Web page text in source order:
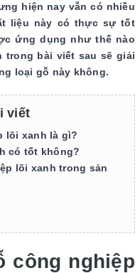
hiện nay vẫn có nhiều
liệu này có thực sự tốt
ứng dụng như thế nào
trong bài viết sau sẽ giải
loại gỗ này không.
viết
lõi xanh là gì?
có tốt không?
lõi xanh trong sản
công nghiệp